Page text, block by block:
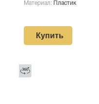
Материал:
Пластик
Купить